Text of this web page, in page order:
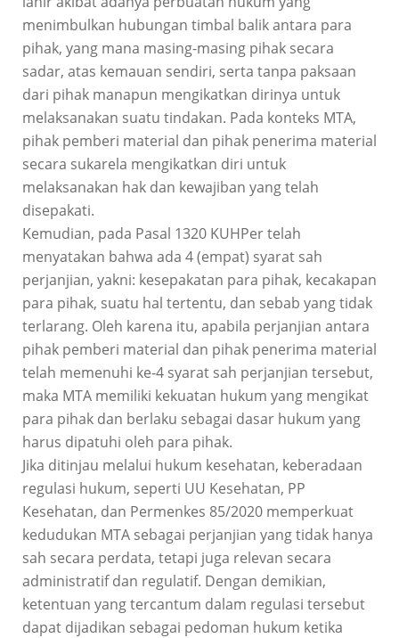
menimbulkan hubungan timbal balik antara para
pihak, yang mana masing-masing pihak secara
sadar, atas kemauan sendiri, serta tanpa paksaan
dari pihak manapun mengikatkan dirinya untuk
melaksanakan suatu tindakan. Pada konteks MTA,
pihak pemberi material dan pihak penerima material
secara sukarela mengikatkan diri untuk
melaksanakan hak dan kewajiban yang telah
disepakati.
Kemudian, pada Pasal 1320 KUHPer telah
menyatakan bahwa ada 4 (empat) syarat sah
perjanjian, yakni: kesepakatan para pihak, kecakapan
para pihak, suatu hal tertentu, dan sebab yang tidak
terlarang. Oleh karena itu, apabila perjanjian antara
pihak pemberi material dan pihak penerima material
telah memenuhi ke-4 syarat sah perjanjian tersebut,
maka MTA memiliki kekuatan hukum yang mengikat
para pihak dan berlaku sebagai dasar hukum yang
harus dipatuhi oleh para pihak.
Jika ditinjau melalui hukum kesehatan, keberadaan
regulasi hukum, seperti UU Kesehatan, PP
Kesehatan, dan Permenkes 85/2020 memperkuat
kedudukan MTA sebagai perjanjian yang tidak hanya
sah secara perdata, tetapi juga relevan secara
administratif dan regulatif. Dengan demikian,
ketentuan yang tercantum dalam regulasi tersebut
dapat dijadikan sebagai pedoman hukum ketika